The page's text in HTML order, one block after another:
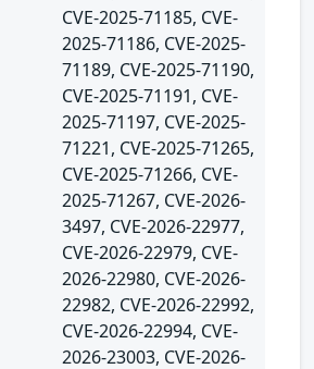
CVE-2025-71185, CVE-
2025-71186, CVE-2025-
71189, CVE-2025-71190,
CVE-2025-71191, CVE-
2025-71197, CVE-2025-
71221, CVE-2025-71265,
CVE-2025-71266, CVE-
2025-71267, CVE-2026-
3497, CVE-2026-22977,
CVE-2026-22979, CVE-
2026-22980, CVE-2026-
22982, CVE-2026-22992,
CVE-2026-22994, CVE-
2026-23003, CVE-2026-